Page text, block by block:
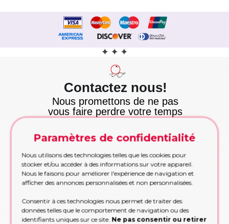
Contactez nous!
Nous promettons de ne pas
vous faire perdre votre temps
et nous tenons cette
promesse!
Etre rappelé
Trop occupé pour appeler? Partagez vos
contacts, nous vous rappellerons
Appelez maintenant
Appelez-nous pour les commandes urgentes
pendant les heures de bureau
APPELEZ MAINTENANT!
Paramètres de confidentialité
Nous utilisons des technologies telles que les cookies pour
stocker et/ou accéder à des informations sur votre appareil.
Nous le faisons pour améliorer l'expérience de navigation et
afficher des annonces personnalisées et non personnalisées.
Consentir à ces technologies nous permet de traiter des
données telles que le comportement de navigation ou des
identifiants uniques sur ce site. Ne pas consentir ou retirer